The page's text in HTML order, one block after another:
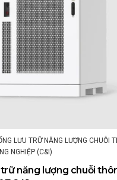
LƯU TRỮ NĂNG LƯỢNG CHUỖI
NGHIỆP (C&I)
năng lượng chuỗi